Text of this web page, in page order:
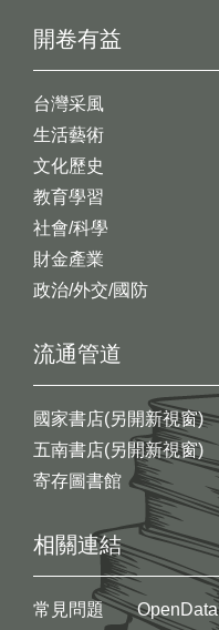
開卷有益
台灣采風
生活藝術
文化歷史
教育學習
社會/科學
財金產業
政治/外交/國防
流通管道
國家書店(另開新視窗)
五南書店(另開新視窗)
寄存圖書館
相關連結
常見問題
OpenData